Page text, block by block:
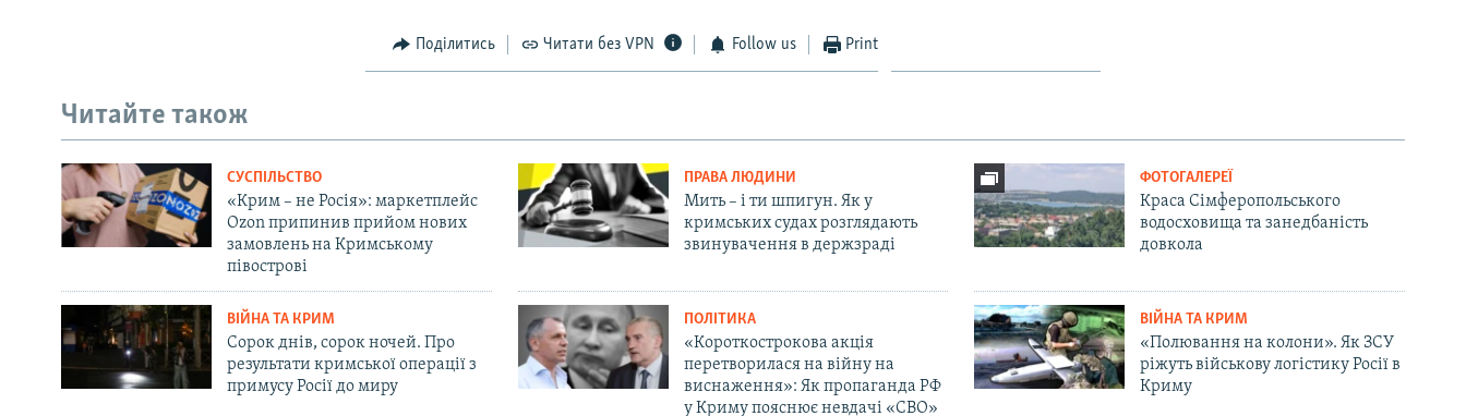
Поділитись Читати без VPN Follow us Print
Читайте також
СУСПІЛЬСТВО
«Крим – не Росія»: маркетплейс
Ozon припинив прийом нових
замовлень на Кримському
півострові
ПРАВА ЛЮДИНИ
Мить – і ти шпигун. Як у
кримських судах розглядають
звинувачення в держзраді
ФОТОГАЛЕРЕЇ
Краса Сімферопольського
водосховища та занедбаність
довкола
ВІЙНА ТА КРИМ
Сорок днів, сорок ночей. Про
результати кримської операції з
примусу Росії до миру
ПОЛІТИКА
«Короткострокова акція
перетворилася на війну на
виснаження»: Як пропаганда РФ
у Криму пояснює невдачі «СВО»
ВІЙНА ТА КРИМ
«Полювання на колони». Як ЗСУ
ріжуть військову логістику Росії в
Криму